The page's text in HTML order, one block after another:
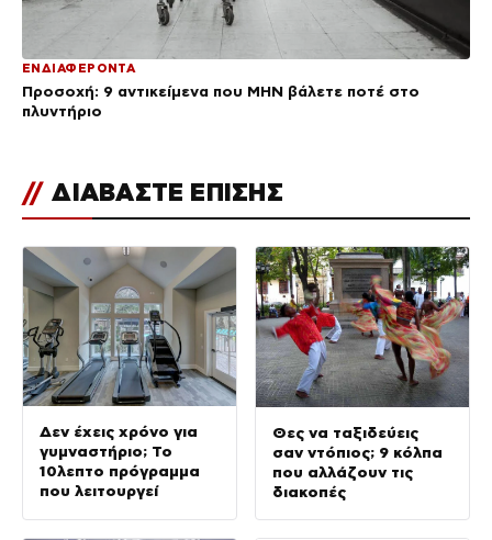
ΕΝΔΙΑΦΕΡΟΝΤΑ
Προσοχή: 9 αντικείμενα που ΜΗΝ βάλετε ποτέ στο
πλυντήριο
// ΔΙΑΒΑΣΤΕ ΕΠΙΣΗΣ
Δεν έχεις χρόνο για
γυμναστήριο; Το
10λεπτο πρόγραμμα
που λειτουργεί
Θες να ταξιδεύεις
σαν ντόπιος; 9 κόλπα
που αλλάζουν τις
διακοπές